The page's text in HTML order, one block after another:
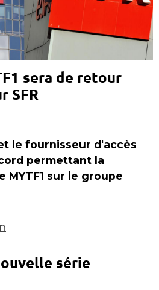
sera de retour
SFR
le fournisseur d'accès
permettant la
MYTF1 sur le groupe
série